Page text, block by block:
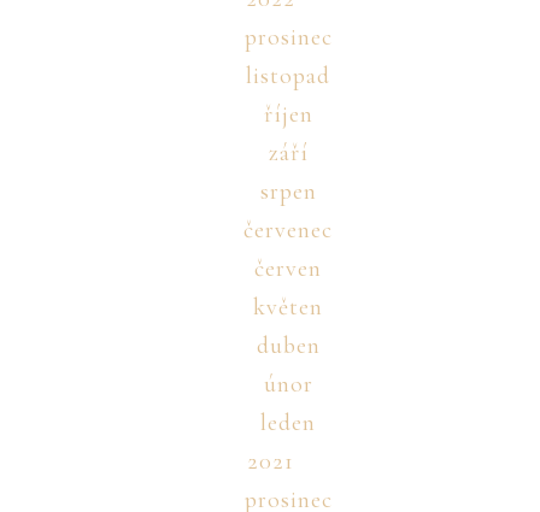
prosinec
listopad
říjen
září
srpen
červenec
červen
květen
duben
únor
leden
2021
prosinec